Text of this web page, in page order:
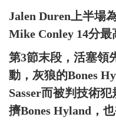
Jalen Duren上半場
Mike Conley 14分最
第3節末段，活塞領
動，灰狼的Bones
Sasser而被判技術
擠Bones Hyland，